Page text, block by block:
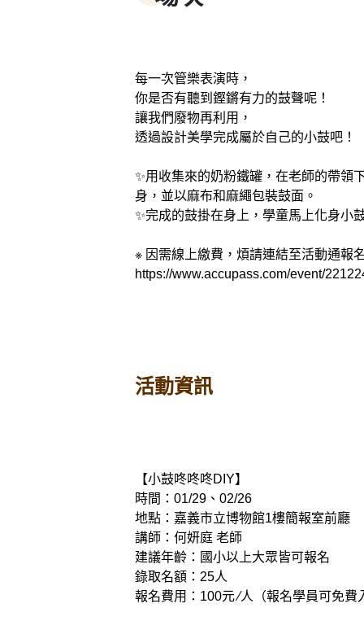
每一次管樂表演時，
你是否有聽到鏗鏘有力的鼓聲呢！
讓我們廢物再利用，
透過設計美學完成屬於自己的小鼓吧！
✨用收集來的奶粉鐵罐，在老師的帶領
身，並以麻布和麻繩包裝鼓面。
✨完成的鼓掛在身上，學童馬上化身小
※ 因需線上繳費，煩請連結至活動通報
https://www.accupass.com/event/
活動資訊
【小鼓咚咚咚DIY】
時間：01/29、02/26
地點：嘉義市立博物館1樓簡報室前廳
講師：何妍庭 老師
建議年齡：國小以上大眾皆可報名
錄取名額：25人
報名費用：100元 ∕人（報名學員可免費